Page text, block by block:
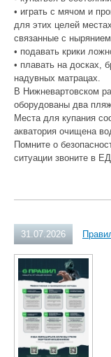
• играть с мячом и
для этих целей
связанные с
• подавать крики
• плавать на досках,
надувных матрацах.
В Нижневартовском
оборудованы два
Места для купания
акватория очищена
Помните о
ситуации звоните в
31.07.2026